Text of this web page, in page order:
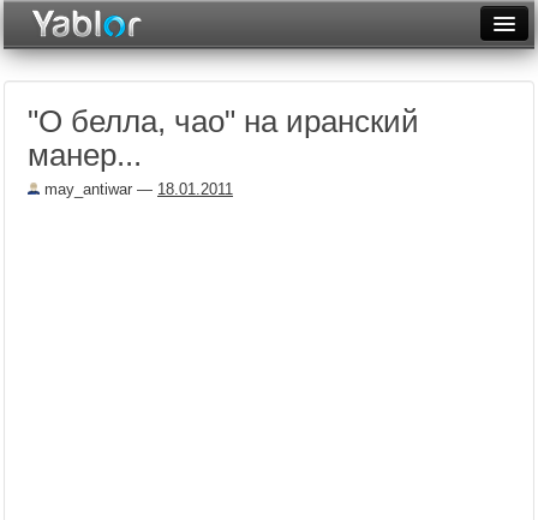
Неделя
"О белла, чао" на иранский
манер...
may_antiwar — 18.01.2011